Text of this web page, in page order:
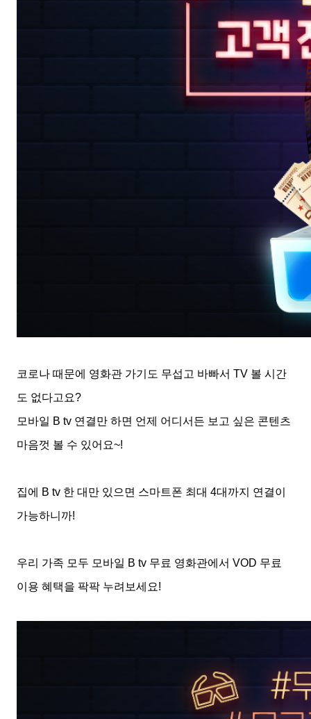
코로나 때문에 영화관 가기도 무섭고 바빠서 TV 볼 시간
도 없다고요?
모바일 B tv 연결만 하면 언제 어디서든 보고 싶은 콘텐츠
마음껏 볼 수 있어요~!
집에 B tv 한 대만 있으면 스마트폰 최대 4대까지 연결이
가능하니까!
우리 가족 모두 모바일 B tv 무료 영화관에서 VOD 무료
이용 혜택을 팍팍 누려보세요!